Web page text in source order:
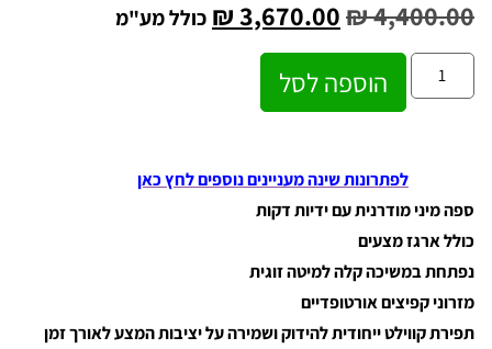
₪4,400.00
₪3,670.00 כולל מע"מ
הוספה לסל
לפתרונות שינה מעניינים נוספים לחץ כאן
ספה מיני מודרנית עם ידיות דקות
כולל ארגז מצעים
נפתחת במשיכה קלה למיטה זוגית
מזרוני קפיצים אורטופדיים
תפירת קווילט ייחודית להידוק ושמירה על יציבות המצע לאורך זמן